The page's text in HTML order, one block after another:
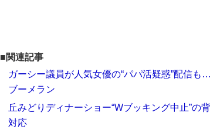
■関連記事
ガーシー議員が人気女優の“パパ活疑惑”配信
ブーメラン
丘みどりディナーショー“Wブッキング中止”の
対応